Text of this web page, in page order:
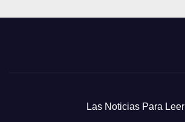
Las Noticias Para Leer